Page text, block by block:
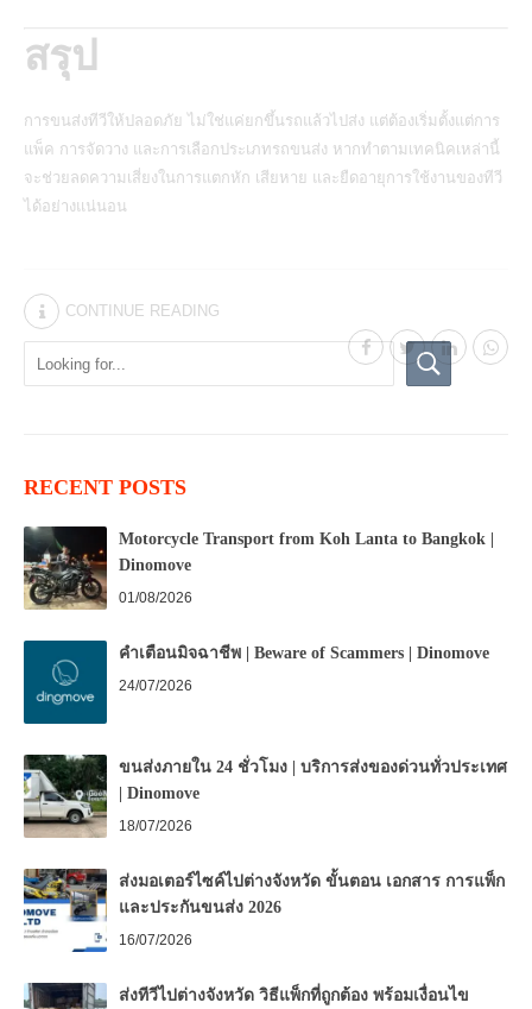
สรุป
การขนส่งทีวีให้ปลอดภัย ไม่ใช่แค่ยกขึ้นรถแล้วไปส่ง แต่ต้องเริ่มตั้งแต่การ
แพ็ค การจัดวาง และการเลือกประเภทรถขนส่ง หากทำตามเทคนิคเหล่านี้
จะช่วยลดความเสี่ยงในการแตกหัก เสียหาย และยืดอายุการใช้งานของทีวี
ได้อย่างแน่นอน
CONTINUE READING
RECENT POSTS
Motorcycle Transport from Koh Lanta to Bangkok |
Dinomove
01/08/2026
คำเตือนมิจฉาชีพ | Beware of Scammers | Dinomove
24/07/2026
ขนส่งภายใน 24 ชั่วโมง | บริการส่งของด่วนทั่วประเทศ
| Dinomove
18/07/2026
ส่งมอเตอร์ไซค์ไปต่างจังหวัด ขั้นตอน เอกสาร การแพ็ก
และประกันขนส่ง 2026
16/07/2026
ส่งทีวีไปต่างจังหวัด วิธีแพ็กที่ถูกต้อง พร้อมเงื่อนไข